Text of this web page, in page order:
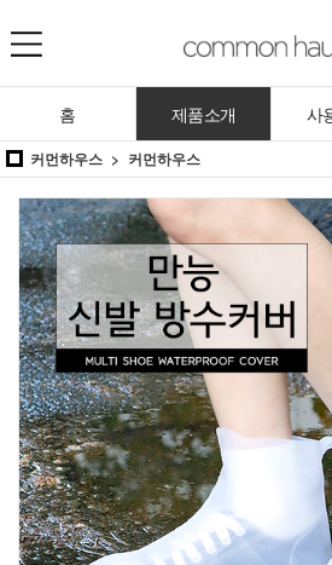
홈 제품소개 사
커먼하우스 커먼하우스